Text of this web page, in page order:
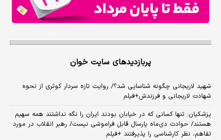
پربازدیدهای سایت خوان
شهید لاریجانی چگونه شناسایی شد؟/ روایت تازه سردار کوثری از نحوه
شهادت لاریجانی و فرزندش+فیلم
پزشکیان: تنها کسانی که در خیابان بودند ایران را نگه نداشتند همه سهیم
هستند/ حوادث دی‌ماه پارسال قابل فراموشی نیست/ رهبر انقلاب در مورد
تفاهم، نظر کارشناسی را پذیرفتند +فیلم